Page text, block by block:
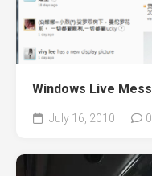
Windows Live
July 16, 2010 0